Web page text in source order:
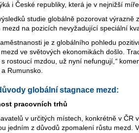
i České republiky, která je v nejnižší
studie globálně pozorovat výrazně
na pozicích nevyžadující speciální
je z globálního pohledu
ve světových ekonomikách došlo.
rostoucí mzdou, už nyní nefungují, “
Rumunsko.
globální stagnace mezd:
pracovních trhů
v určitých místech, konkrétně v ČR
jedním z důvodů zpomalení růstu mezd.